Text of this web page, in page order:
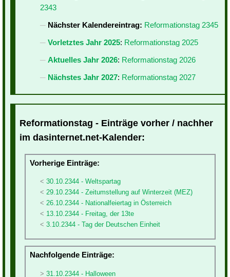
2343
Nächster Kalendereintrag: Reformationstag 2345
Vorletztes Jahr 2025: Reformationstag 2025
Aktuelles Jahr 2026: Reformationstag 2026
Nächstes Jahr 2027: Reformationstag 2027
Reformationstag - Einträge vorher / nachher
im dasinternet.net-Kalender:
Vorherige Einträge:
30.10.2344 - Weltspartag
29.10.2344 - Zeitumstellung auf Winterzeit (MEZ)
26.10.2344 - Nationalfeiertag in Österreich
13.10.2344 - Freitag, der 13te
3.10.2344 - Tag der Deutschen Einheit
Nachfolgende Einträge:
31.10.2344 - Halloween